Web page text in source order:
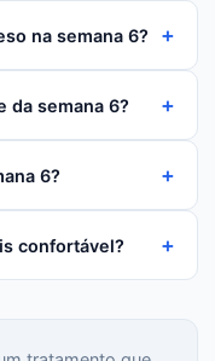
na semana 6? +
da semana 6? +
6? +
confortável? +